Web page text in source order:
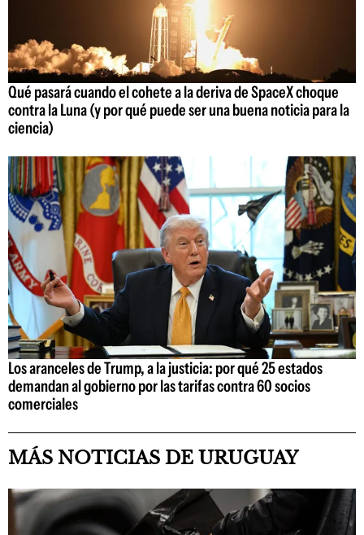
Qué pasará cuando el cohete a la deriva de SpaceX choque
contra la Luna (y por qué puede ser una buena noticia para la
ciencia)
Los aranceles de Trump, a la justicia: por qué 25 estados
demandan al gobierno por las tarifas contra 60 socios
comerciales
MÁS NOTICIAS DE URUGUAY